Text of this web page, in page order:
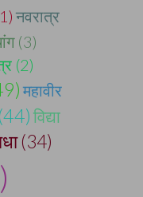
नवरात्र
(3)
(2)
महावीर
विद्या
(34)